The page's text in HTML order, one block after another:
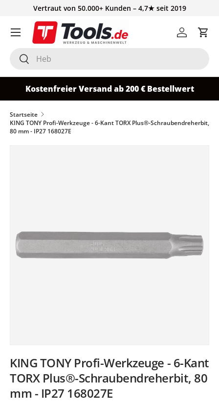
Vertraut von 50.000+ Kunden – 4,7★ seit 2019
Suchen
Suchen
Einloggen
Kostenfreier Versand ab 200 € Bestellwert
Startseite
KING TONY Profi-Werkzeuge - 6-Kant TORX Plus®-Schraubendreherbit,
80 mm - IP27 168027E
KING TONY Profi-Werkzeuge - 6-Kant
TORX Plus®-Schraubendreherbit, 80
mm - IP27 168027E